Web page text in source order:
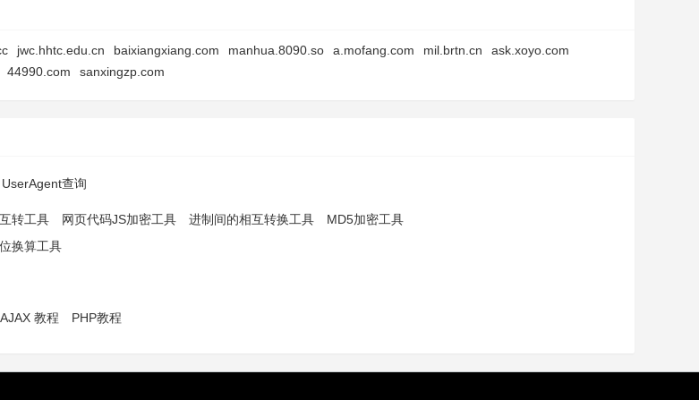
jwc.hhtc.edu.cn baixiangxiang.com manhua.8090.so a.mofang.com mil.brtn.cn
ask.xoyo.com
44990.com sanxingzp.com
UserAgent查询
转工具 网页代码JS加密工具 进制间的相互转换工具
MD5加密工具
换算工具
AJAX 教程 PHP教程